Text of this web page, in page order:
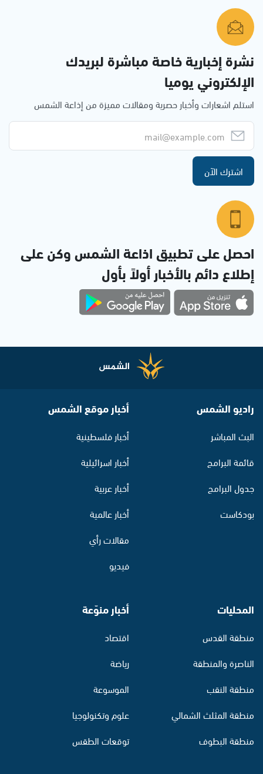
نشرة إخبارية خاصة مباشرة لبريدك
الإلكتروني يوميا
استلم اشعارات وأخبار حصرية ومقالات مميزة من إذاعة الشمس
اشترك الآن
احصل على تطبيق اذاعة الشمس وكن على
إطلاع دائم بالأخبار أولاً بأول
راديو الشمس
البث المباشر
قائمة البرامج
جدول البرامج
بودكاست
أخبار موقع الشمس
أخبار فلسطينية
أخبار اسرائيلية
أخبار عربية
أخبار عالمية
مقالات رأي
فيديو
المحليات
منطقة القدس
الناصرة والمنطقة
منطقة النقب
منطقة المثلث الشمالي
منطقة البطوف
أخبار منوّعة
اقتصاد
رياضة
الموسوعة
علوم وتكنولوجيا
توقعات الطقس